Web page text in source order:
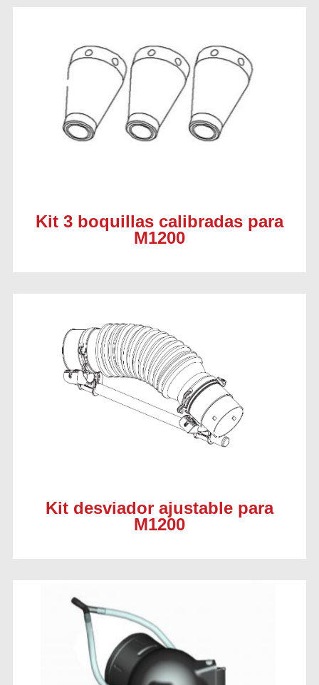
Kit 3 boquillas calibradas para
M1200
Kit desviador ajustable para
M1200